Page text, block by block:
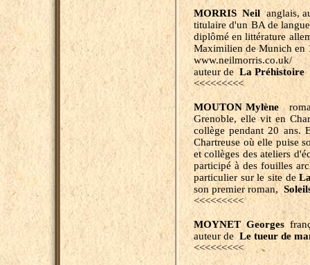
MORRIS Neil anglais,
titulaire d'un BA de
diplômé en littérature
Maximilien de Munich en
www.neilmorris.co.uk/
auteur deLa Préhistoire
<<<<<<<<<
MOUTON Mylène
Grenoble, elle vit en
collège pendant 20 ans.
Chartreuse où elle puise
et collèges des ateliers
participé à des fouilles
particulier sur le site de
son premier roman,
<<<<<<<<<
MOYNET Georges
auteur deLe tueur de
<<<<<<<<<